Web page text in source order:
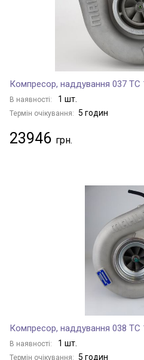
Компресор, наддування 037 TC
В наявності: 1 шт.
Термін очікування: 5 годин
23946
Компресор, наддування 038 TC
В наявності: 1 шт.
Термін очікування: 5 годин